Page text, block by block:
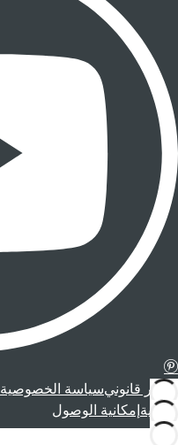
إشعار قانونيسياسة الخصوصية
قانونية إمكانية الوصول